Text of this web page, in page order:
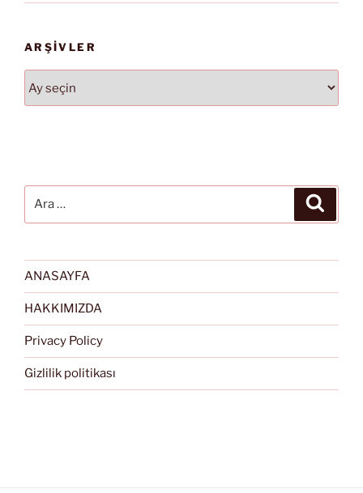
ARŞIVLER
ANASAYFA
HAKKIMIZDA
Privacy Policy
Gizlilik politikası